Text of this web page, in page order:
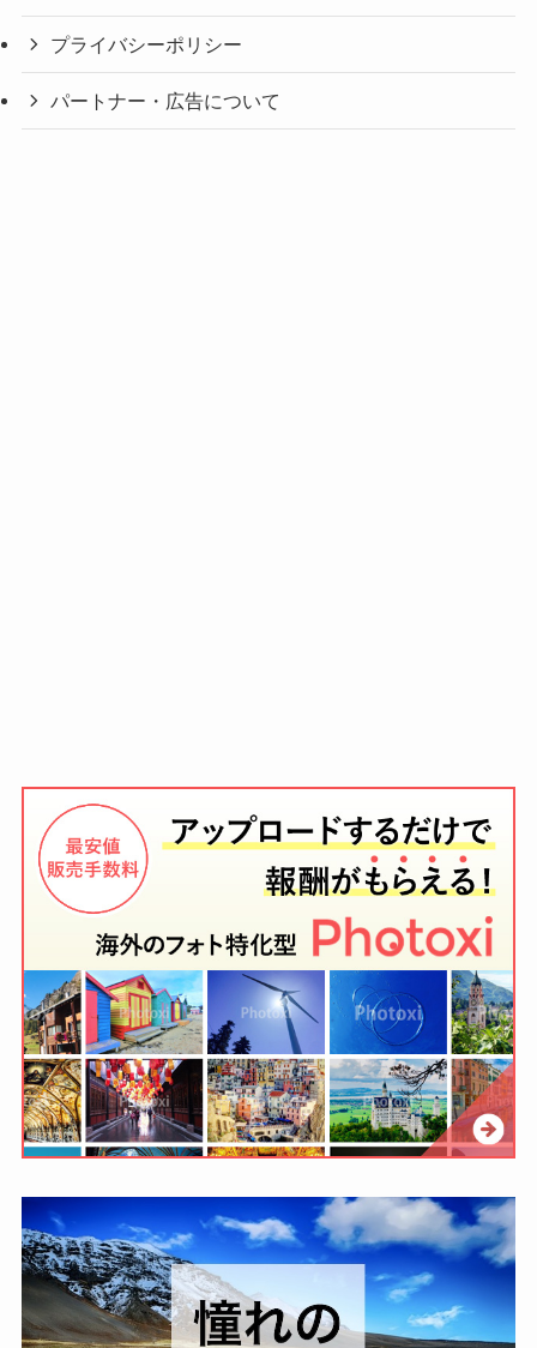
プライバシーポリシー
パートナー・広告について